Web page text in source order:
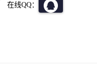
在线QQ：